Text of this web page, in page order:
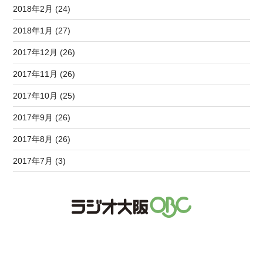
2018年2月 (24)
2018年1月 (27)
2017年12月 (26)
2017年11月 (26)
2017年10月 (25)
2017年9月 (26)
2017年8月 (26)
2017年7月 (3)